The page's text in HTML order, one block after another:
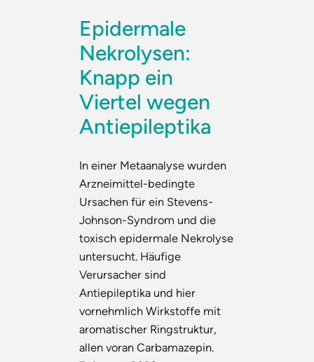
Epidermale
Nekrolysen:
Knapp ein
Viertel wegen
Antiepileptika
In einer Metaanalyse wurden
Arzneimittel-bedingte
Ursachen für ein Stevens-
Johnson-Syndrom und die
toxisch epidermale Nekrolyse
untersucht. Häufige
Verursacher sind
Antiepileptika und hier
vornehmlich Wirkstoffe mit
aromatischer Ringstruktur,
allen voran Carbamazepin.